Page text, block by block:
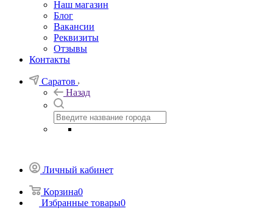
Наш магазин
Блог
Вакансии
Реквизиты
Отзывы
Контакты
Саратов
Назад
Личный кабинет
Корзина0
Избранные товары0